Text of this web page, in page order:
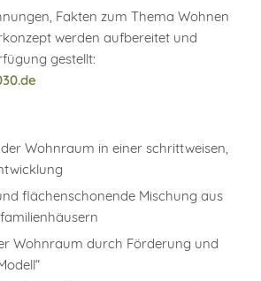
Fakten zum Thema Wohnen
werden aufbereitet und
gestellt:
Wohnraum in einer schrittweisen,
flächenschonende Mischung aus
Wohnraum durch Förderung und